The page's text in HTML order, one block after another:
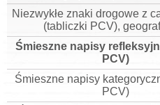
Niezwykłe znaki drogowe z
(tabliczki PCV),
Śmieszne napisy
PCV)
Śmieszne napisy
PCV)